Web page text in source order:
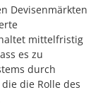
Devisenmärkten
mittelfristig
es zu
durch
die Rolle des